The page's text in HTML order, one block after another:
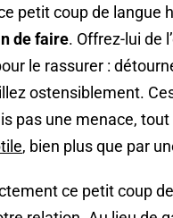
petit coup de langue
de faire. Offrez-lui de
le rassurer :
ostensiblement.
pas une menace,
, bien plus que par
ce petit coup